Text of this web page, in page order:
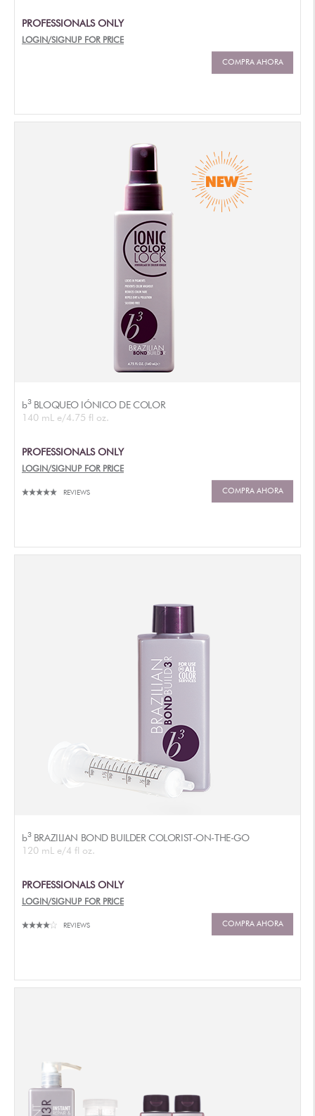
PROFESSIONALS ONLY
LOGIN/SIGNUP FOR PRICE
COMPRA AHORA
b3BLOQUEO IÓNICO DE COLOR
140 mL e/4.75 fl oz.
PROFESSIONALS ONLY
LOGIN/SIGNUP FOR PRICE
REVIEWS COMPRA AHORA
b3BRAZILIAN BOND BUILDER COLORIST-ON-THE-GO
120 mL e/4 fl oz.
PROFESSIONALS ONLY
LOGIN/SIGNUP FOR PRICE
REVIEWS COMPRA AHORA